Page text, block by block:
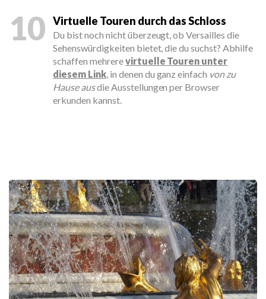
10 Virtuelle Touren durch das Schloss
Du bist noch nicht überzeugt, ob Versailles die
Sehenswürdigkeiten bietet, die du suchst? Abhilfe
schaffen mehrerevirtuelle Touren unter
diesem Link, in denen du ganz einfach von zu
Hause ausdie Ausstellungen per Browser
erkunden kannst.